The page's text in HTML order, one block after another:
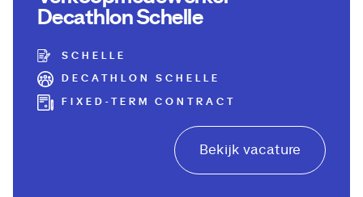
Decathlon Schelle
SCHELLE
DECATHLON SCHELLE
FIXED-TERM CONTRACT
Bekijk vacature